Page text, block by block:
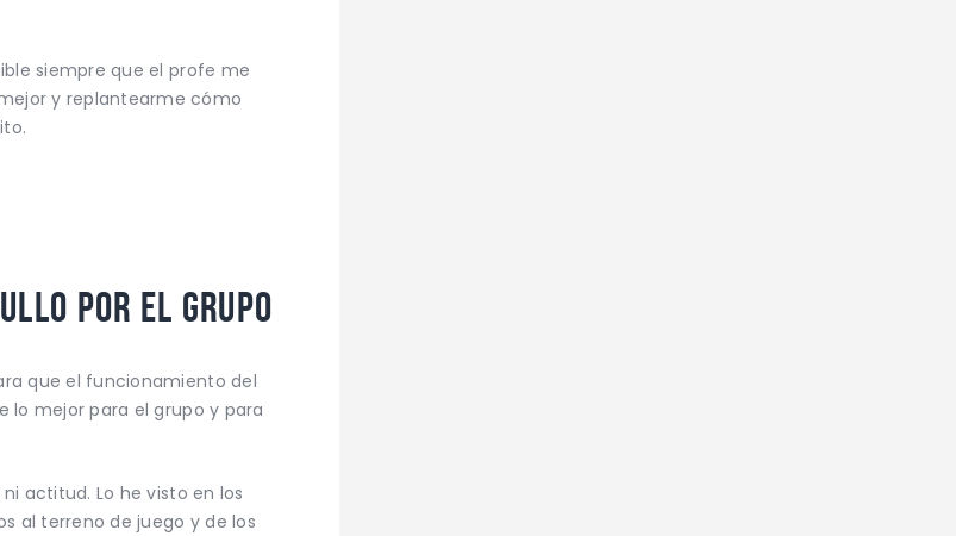
siempre que el profe me
y replantearme cómo
por el grupo
que el funcionamiento del
lo mejor para el grupo y para
actitud. Lo he visto en los
al terreno de juego y de los